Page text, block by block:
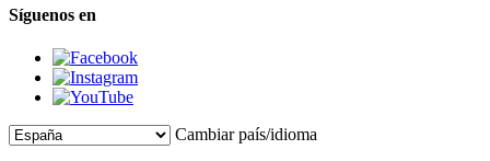
Síguenos en
Cambiar país/idioma